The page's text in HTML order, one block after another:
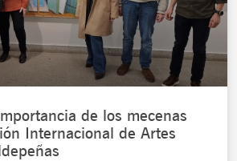
de los mecenas
Internacional de Artes